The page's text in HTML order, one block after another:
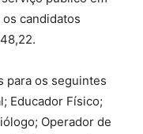
candidatos
para os seguintes
Educador Físico;
Operador de